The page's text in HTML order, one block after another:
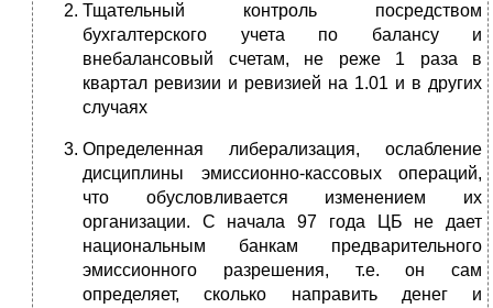
Тщательный контроль посредством
бухгалтерского учета по балансу и
внебалансовый счетам, не реже 1 раза в
квартал ревизии и ревизией на 1.01 и в других
случаях
Определенная либерализация, ослабление
дисциплины эмиссионно-кассовых операций,
что обусловливается изменением их
организации. С начала 97 года ЦБ не дает
национальным банкам предварительного
эмиссионного разрешения, т.е. он сам
определяет, сколько направить денег и